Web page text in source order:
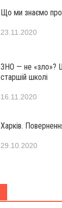
Що ми знаємо
23.11.2020
ЗНО — не «зло»?
старшій школі
16.11.2020
Харків.
29.10.2020